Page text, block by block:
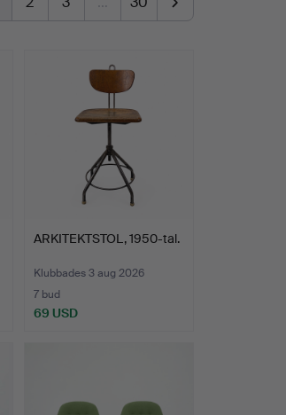
ARKITEKTSTOL, 1950-tal.
Klubbades 3 aug 2026
7 bud
69 USD